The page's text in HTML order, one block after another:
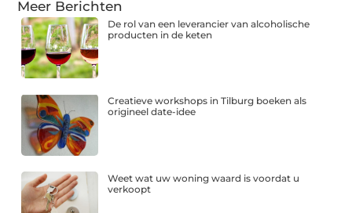
Meer Berichten
De rol van een leverancier van alcoholische
producten in de keten
Creatieve workshops in Tilburg boeken als
origineel date-idee
Weet wat uw woning waard is voordat u
verkoopt